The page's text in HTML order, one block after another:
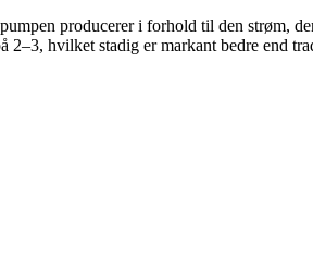
producerer i forhold til den strøm,
hvilket stadig er markant bedre end